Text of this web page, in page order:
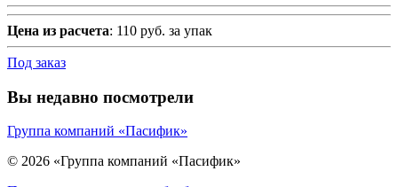
Цена из расчета: 110 руб. за упак
Под заказ
Вы недавно посмотрели
Группа компаний «Пасифик»
© 2026 «Группа компаний «Пасифик»